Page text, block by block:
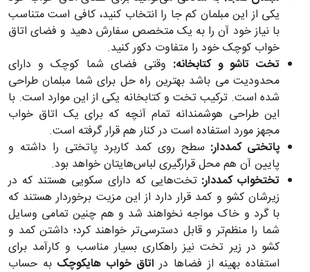
یکی از این مبلمان کم جا را انتخاب کنید، کافی است متناسب
با نیاز خود آن را به یک متخصص سفارش دهید و فضای اتاق
خواب کوچک خود را متفاوت دکور کنید.
تخت تاشو و کتابخانه: وقتی فضای شما کوچک و دارای
محدودیت می باشد بهترین راه حل برای شما مبلمان طراحی
شده است. ترکیب تخت و کتابخانه یکی از این موارد است. با
این طراحی هوشمندانه تمام آنچه که برای یک اتاق خواب
مجهز مورد استفاده است در کنار هم قرار گرفته است.
پاتختی کمددار: سطح روی کمد کاربرد پاتختی را داشته و
پایین آن هم محل قرارگیری لباس‌هایتان خواهد بود.
تختخواب کمددار:تخت‌هایی که دارای سکویی هستند که در
زیرشان کشو و کمد قرار دارد از این مزیت برخوردار هستند که
با گرد و خاک مواجه نخواهند شد و هم چنین تمامی وسایل
شما را منظم‌تر و قابل دسترسی‌تر خواهند کرد؛ داشتن کمد و
کشو در زیر تخت نیز راهکاری بسیار مناسب و کارآمد برای
استفاده بهینه از فضاها در اتاق خواب هایکوچک به حساب